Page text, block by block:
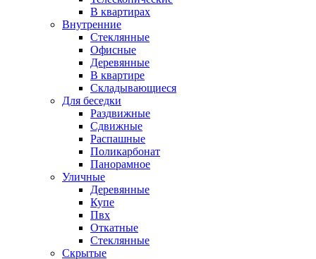
В квартирах
Внутренние
Стеклянные
Офисные
Деревянные
В квартире
Складывающиеся
Для беседки
Раздвижные
Сдвижные
Распашные
Поликарбонат
Панорамное
Уличные
Деревянные
Купе
Пвх
Откатные
Стеклянные
Скрытые